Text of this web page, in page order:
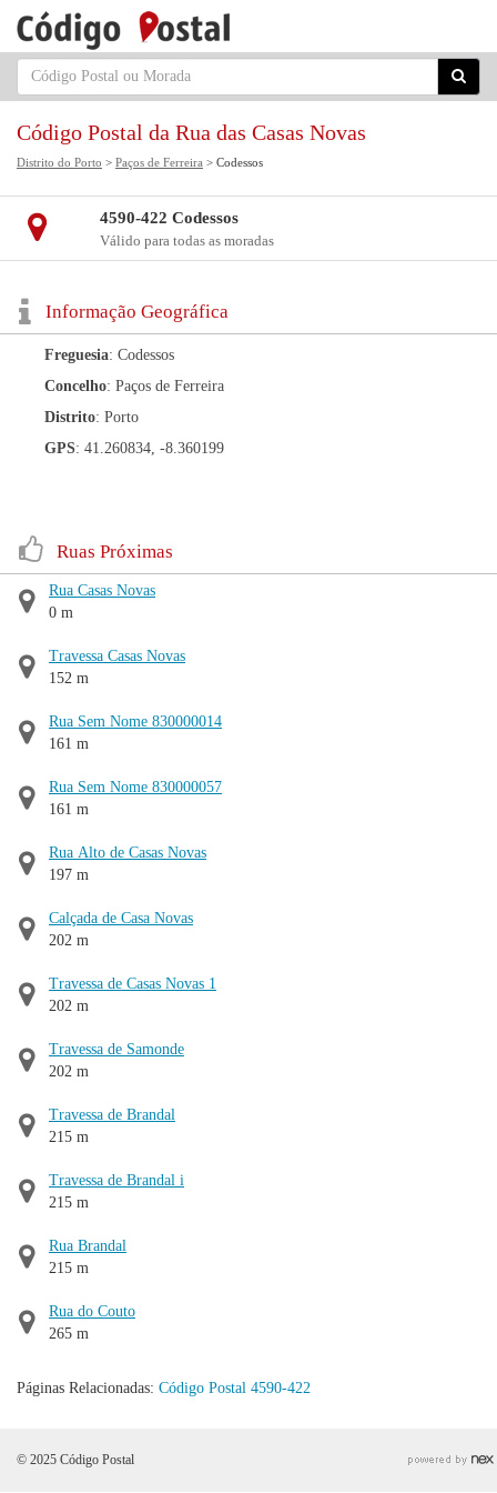
Código Postal da Rua das Casas Novas
Distrito do Porto > Paços de Ferreira > Codessos
4590-422 Codessos
Válido para todas as moradas
Informação Geográfica
Freguesia: Codessos
Concelho: Paços de Ferreira
Distrito: Porto
GPS: 41.260834, -8.360199
Ruas Próximas
Rua Casas Novas
0 m
Travessa Casas Novas
152 m
Rua Sem Nome 830000014
161 m
Rua Sem Nome 830000057
161 m
Rua Alto de Casas Novas
197 m
Calçada de Casa Novas
202 m
Travessa de Casas Novas 1
202 m
Travessa de Samonde
202 m
Travessa de Brandal
215 m
Travessa de Brandal i
215 m
Rua Brandal
215 m
Rua do Couto
265 m
Páginas Relacionadas: Código Postal 4590-422
© 2025 Código Postal